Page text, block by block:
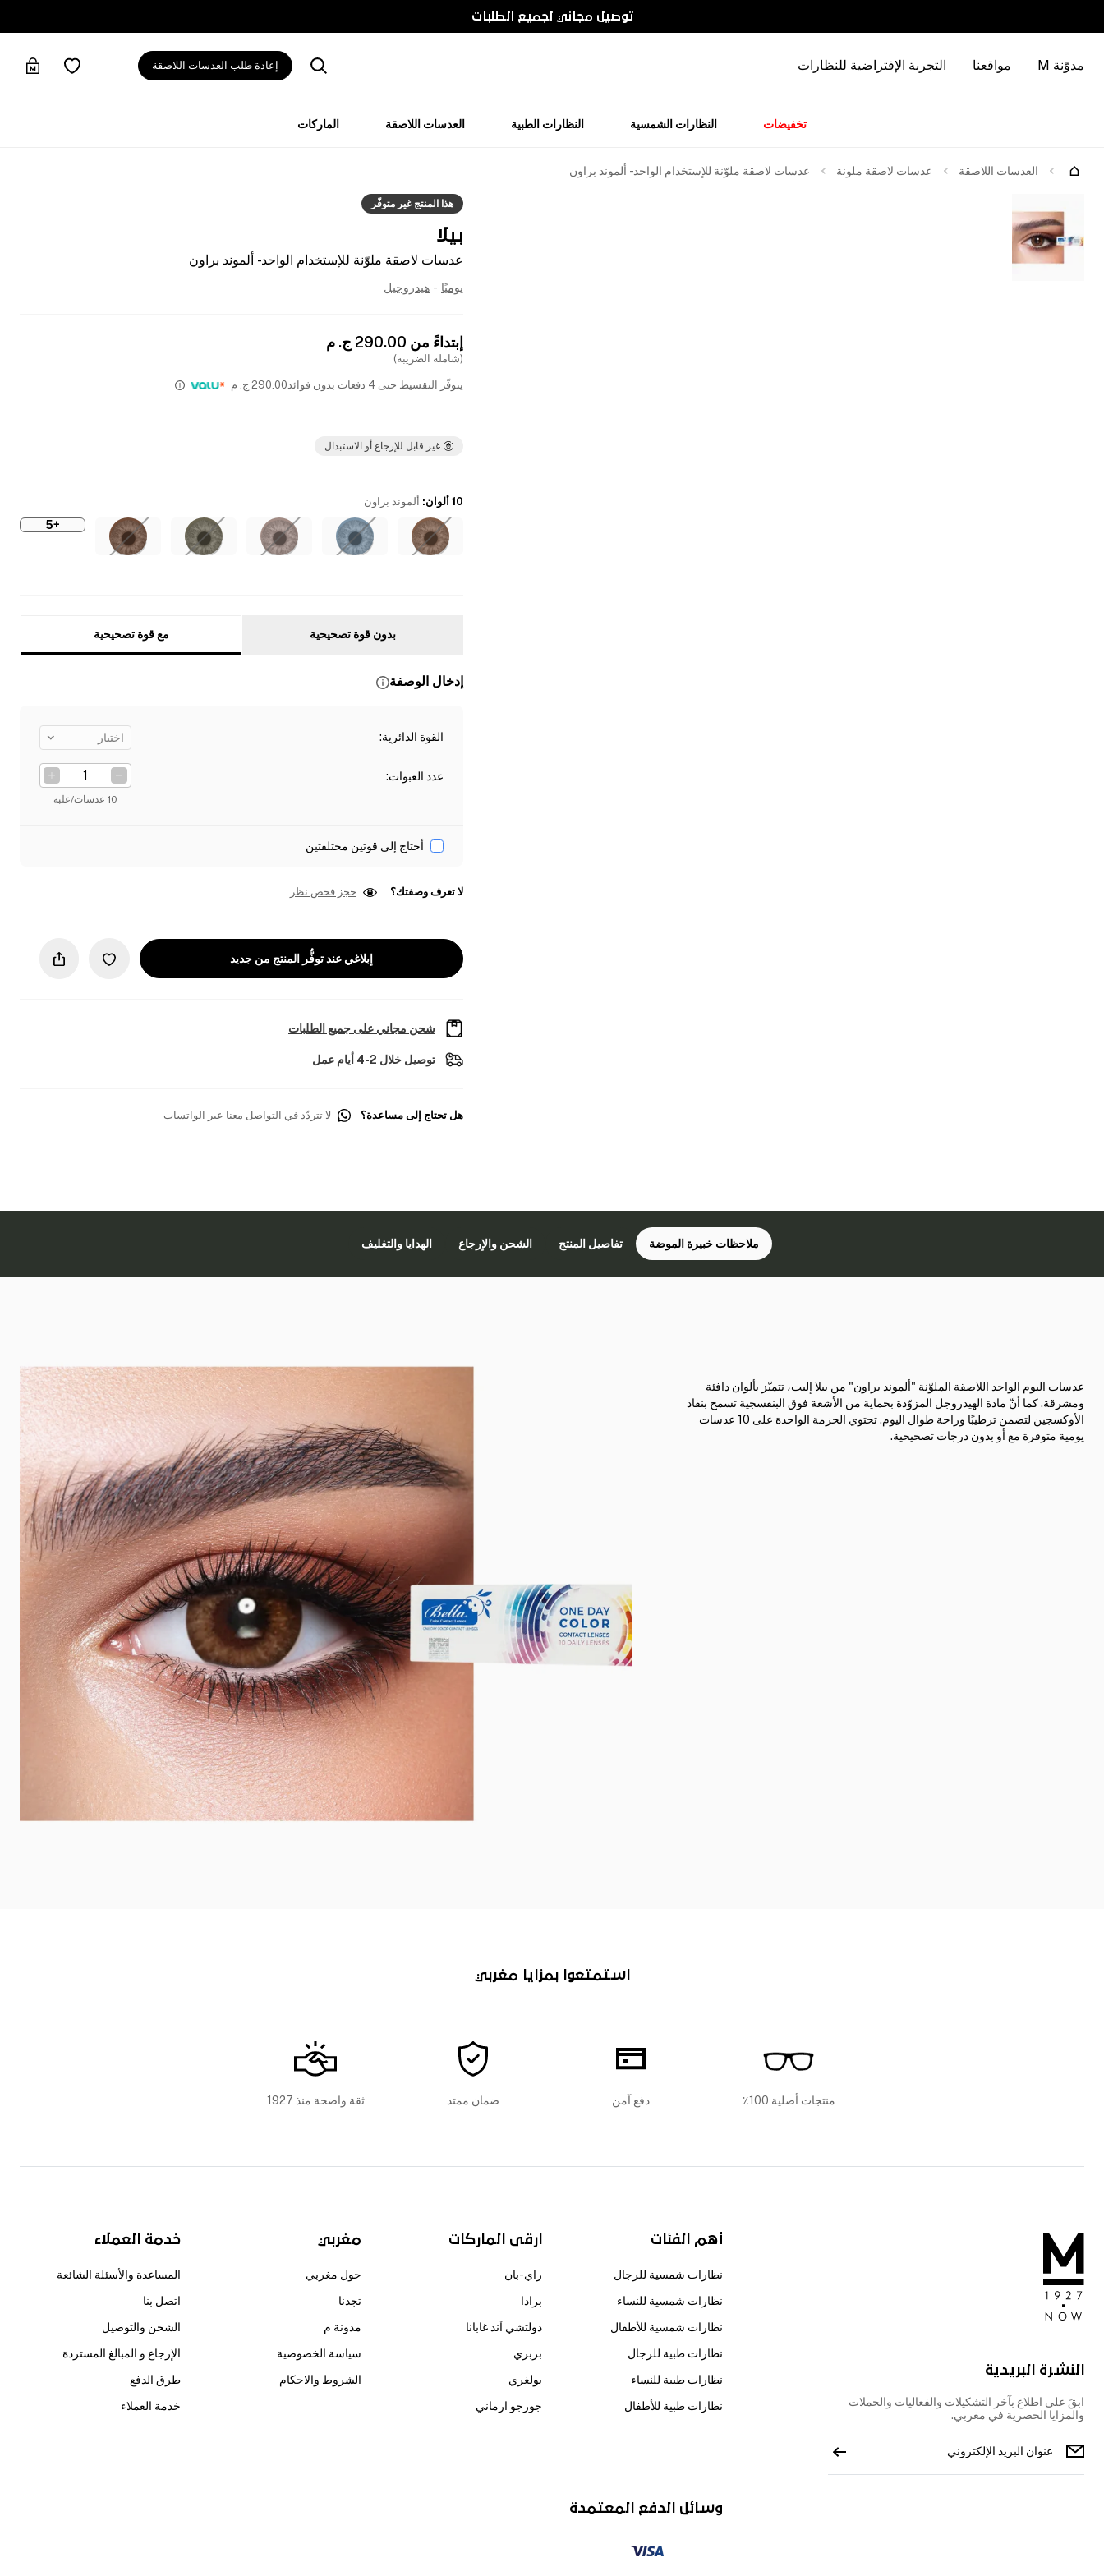
توصيل مجاني لجميع الطلبات
مدوّنة M مواقعنا التجربة الإفتراضية للنظارات إعادة طلب العدسات اللاصقة
تخفيضات النظارات الشمسية النظارات الطبية العدسات اللاصقة الماركات
العدسات اللاصقة عدسات لاصقة ملونة عدسات لاصقة ملوّنة للإستخدام الواحد - ألموند براون
هذا المنتج غير متوفّر
بيلا
عدسات لاصقة ملوّنة للإستخدام الواحد - ألموند براون
يوميًا - هيدروجيل
إبتداءً من 290.00 ج. م
(شاملة الضريبة)
يتوفّر التقسيط حتى 4 دفعات بدون فوائد 290.00 ج. م
غير قابل للإرجاع أو الاستبدال
10 ألوان : ألموند براون
+5
بدون قوة تصحيحية مع قوة تصحيحية
إدخال الوصفة
القوة الدائرية: اختيار
عدد العبوات:
10 عدسات/علبة
أحتاج إلى قوتين مختلفتين
لا تعرف وصفتك؟ حجز فحص نظر
إبلاغي عند توفُّر المنتج من جديد
شحن مجاني على جميع الطلبات
توصيل خلال 2-4 أيام عمل
هل تحتاج إلى مساعدة؟ لا تتردّد في التواصل معنا عبر الواتساب
ملاحظات خبيرة الموضة تفاصيل المنتج الشحن والإرجاع الهدايا والتغليف
عدسات اليوم الواحد اللاصقة الملوّنة "ألموند براون" من بيلا إليت، تتميّز بألوان دافئة
ومشرقة. كما أنّ مادة الهيدروجل المزوّدة بحماية من الأشعة فوق البنفسجية تسمح بنفاذ
الأوكسجين لتضمن ترطيبًا وراحة طوال اليوم. تحتوي الحزمة الواحدة على 10 عدسات
يومية متوفرة مع أو بدون درجات تصحيحية.
استمتعوا بمزايا مغربي
منتجات أصلية 100٪ دفع آمن ضمان ممتد ثقة واضحة منذ 1927
النشرة البريدية
ابقَ على اطلاع بآخر التشكيلات والفعاليات والحملات
والمزايا الحصرية في مغربي.
أهم الفئات
نظارات شمسية للرجال
نظارات شمسية للنساء
نظارات شمسية للأطفال
نظارات طبية للرجال
نظارات طبية للنساء
نظارات طبية للأطفال
ارقى الماركات
راي-بان
برادا
دولتشي آند غابانا
بربري
بولغري
جورجو ارماني
مغربي
حول مغربي
تجدنا
مدونة م
سياسة الخصوصية
الشروط والاحكام
خدمة العملاء
المساعدة والأسئلة الشائعة
اتصل بنا
الشحن والتوصيل
الإرجاع و المبالغ المستردة
طرق الدفع
خدمة العملاء
وسائل الدفع المعتمدة